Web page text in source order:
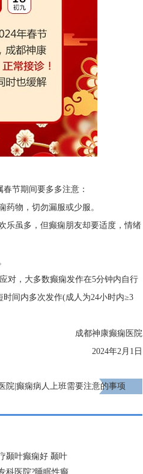
节期间要多多注意：
药物，切勿漏服或少服。
乐虽多，但癫痫朋友却要适度，情绪
对，大多数癫痫发作在5分钟内自行
间内多次发作(成人为24小时内≥3
成都神康癫痫医院
2024年2月1日
院|癫痫病人上班需要注意的事项
颞叶癫痫好 颞叶
科医院?睡眠性癫